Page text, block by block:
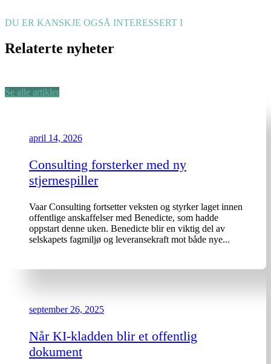
DU ER KANSKJE OGSÅ INTERESSERT I
Relaterte nyheter
Se alle artikler
april 14, 2026
Consulting forsterker med ny
stjernespiller
Vaar Consulting fortsetter veksten og styrker laget innen
offentlige anskaffelser med Benedicte, som hadde
oppstart denne uken. Benedicte blir en viktig del av
selskapets fagmiljø og leveransekraft mot både nye...
september 26, 2025
Når KI-kladden blir et offentlig
dokument